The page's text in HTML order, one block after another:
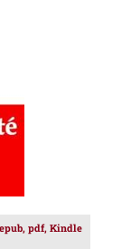
pdf, Kindle